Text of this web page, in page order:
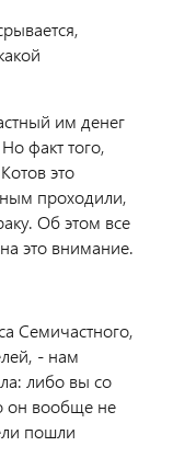
им денег
факт того,
это
проходили,
Об этом все
это внимание.
Семичастного,
- нам
либо вы со
он вообще не
пошли